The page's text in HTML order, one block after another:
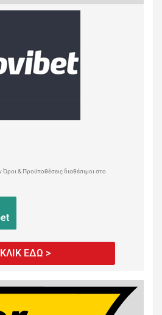
Όροι & Προϋποθέσεις διαθέσιμοι στο
ΚΛΙΚ ΕΔΩ >